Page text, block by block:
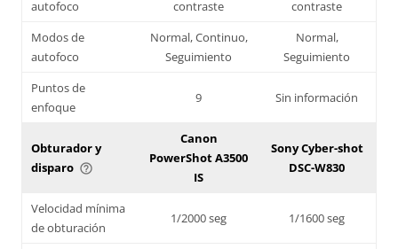
autofoco
contraste
contraste
Modos de
autofoco
Normal, Continuo,
Seguimiento
Normal,
Seguimiento
Puntos de
enfoque
9 Sin información
Obturador y
disparo help_outline
Canon
PowerShot A3500
IS
Sony Cyber-shot
DSC-W830
Velocidad mínima
de obturación
1/2000 seg 1/1600 seg